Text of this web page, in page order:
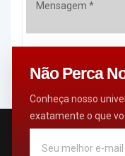
Não Perca
Conheça nosso
exatamente o que